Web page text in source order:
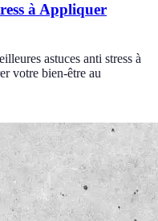
à Appliquer
astuces anti stress à
votre bien-être au